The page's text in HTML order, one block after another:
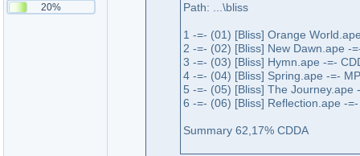
20%
Path: ...\bliss
1 -=- (01) [Bliss] Orange
2 -=- (02) [Bliss] New Dawn.ape -
3 -=- (03) [Bliss] Hymn.ape -=-
4 -=- (04) [Bliss] Spring.ape -=-
5 -=- (05) [Bliss] The Journey.ape
6 -=- (06) [Bliss] Reflection.ape -
Summary 62,17% CDDA